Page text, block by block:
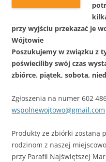
przy wyjściu przekazać je
Wójtowie
Poszukujemy w związku z
poświeciliby swój czas
zbiórce. piątek, sobota,
Zgłoszenia na numer 602
wspolnewojtowo@gmail.com
Produkty ze zbiórki zostaną
rodzinom z naszej
przy Parafii Najświętszej